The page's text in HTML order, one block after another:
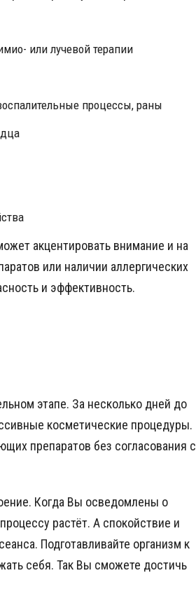
или лучевой терапии
процессы, раны
акцентировать внимание и на
или наличии аллергических
и эффективность.
этапе. За несколько дней до
косметические процедуры.
препаратов без согласования с
Когда Вы осведомлены о
растёт. А спокойствие и
Подготавливайте организм к
себя. Так Вы сможете достичь